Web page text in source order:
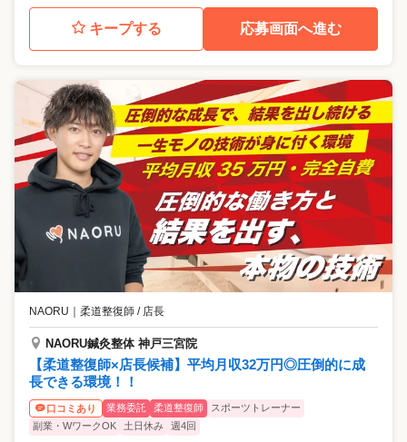
キープする 応募画面へ進む
NAORU ｜ 柔道整復師 / 店長
NAORU鍼灸整体 神戸三宮院
【柔道整復師×店長候補】平均月収32万円◎圧倒的に成
長できる環境！！
口コミあり 業務委託 柔道整復師
スポーツトレーナー
副業・WワークOK
土日休み 週4回